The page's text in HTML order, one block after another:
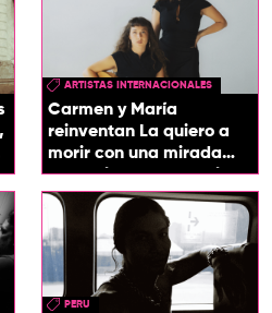
ARTISTAS INTERNACIONALES
Carmen y María
reinventan La quiero a
morir con una mirada
entre el flamenco y el
soul
PERU